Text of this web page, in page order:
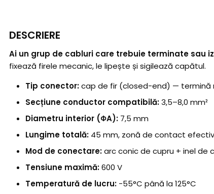
DESCRIERE
Ai un grup de cabluri care trebuie terminate sau
fixează firele mecanic, le lipește și sigilează capătul.
Tip conector:cap de fir (closed-end) — termină
Secțiune conductor compatibilă:3,5–8,0 mm²
Diametru interior (ΦA): 7,5 mm
Lungime totală: 45 mm, zonă de contact
Mod de conectare:arc conic de cupru + inel de
Tensiune maximă:600 V
Temperatură de lucru: -55°C până la 125°C